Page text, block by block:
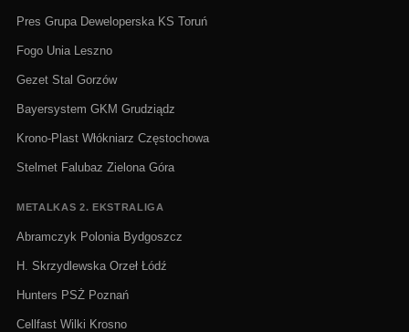
Pres Grupa Deweloperska KS Toruń
Fogo Unia Leszno
Gezet Stal Gorzów
Bayersystem GKM Grudziądz
Krono-Plast Włókniarz Częstochowa
Stelmet Falubaz Zielona Góra
METALKAS 2. EKSTRALIGA
Abramczyk Polonia Bydgoszcz
H. Skrzydlewska Orzeł Łódź
Hunters PSŻ Poznań
Cellfast Wilki Krosno